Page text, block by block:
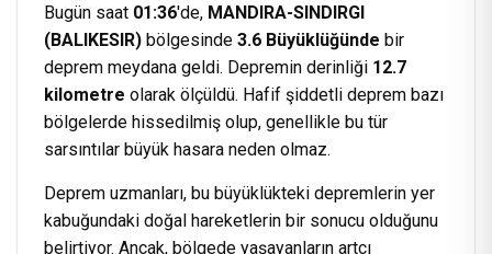
Bugün saat 01:36'de, MANDIRA-SINDIRGI
(BALIKESIR) bölgesinde 3.6 Büyüklüğünde bir
deprem meydana geldi. Depremin derinliği 12.7
kilometre olarak ölçüldü. Hafif şiddetli deprem bazı
bölgelerde hissedilmiş olup, genellikle bu tür
sarsıntılar büyük hasara neden olmaz.
Deprem uzmanları, bu büyüklükteki depremlerin yer
kabuğundaki doğal hareketlerin bir sonucu olduğunu
belirtiyor. Ancak, bölgede yaşayanların artçı